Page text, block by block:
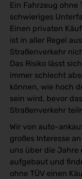
Ein Fahrzeug ohne
schwieriges
Einen privaten
ist in aller Regel
Straßenverkehr
Das Risiko lässt
immer schlecht
können, wie hoch
sein wird, bevor
Straßenverkehr
Wir von auto-
großes Interesse
uns über die Jahre
aufgebaut und
ohne TÜV einen